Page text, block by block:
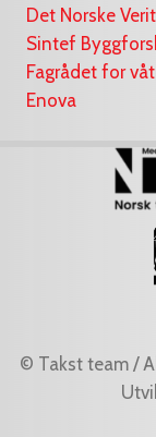
Det Norske
Sintef
Fagrådet for
Enova
© Takst team /